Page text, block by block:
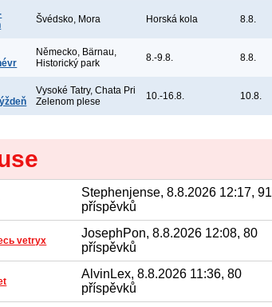
Švédsko, Mora Horská kola 8.8.
Německo, Bärnau,
Historický park
8.-9.8. 8.8.
Vysoké Tatry, Chata Pri
Zelenom plese
10.-16.8. 10.8.
Stephenjense, 8.8.2026 12:17, 91
příspěvků
vetryx
JosephPon, 8.8.2026 12:08, 80
příspěvků
AlvinLex, 8.8.2026 11:36, 80
příspěvků